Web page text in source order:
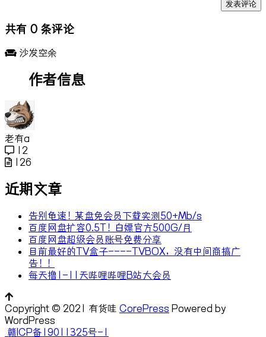
共有 0 条评论
沙发空余
作者信息
老有a
12
126
近期文章
告别龟速！某盘免会员下载实测50+Mb/s
百度网盘扩容0.5T！白嫖官方500G/月
百度网盘超级会员账号免费分享
目前最好的TV盒子----TVBOX，没有中间商搞广
告！！
每天撸1-11天哔哩哔哩B站大会员
Copyright © 2021 有货哇 CorePress Powered by
WordPress
赣ICP备19011325号-1